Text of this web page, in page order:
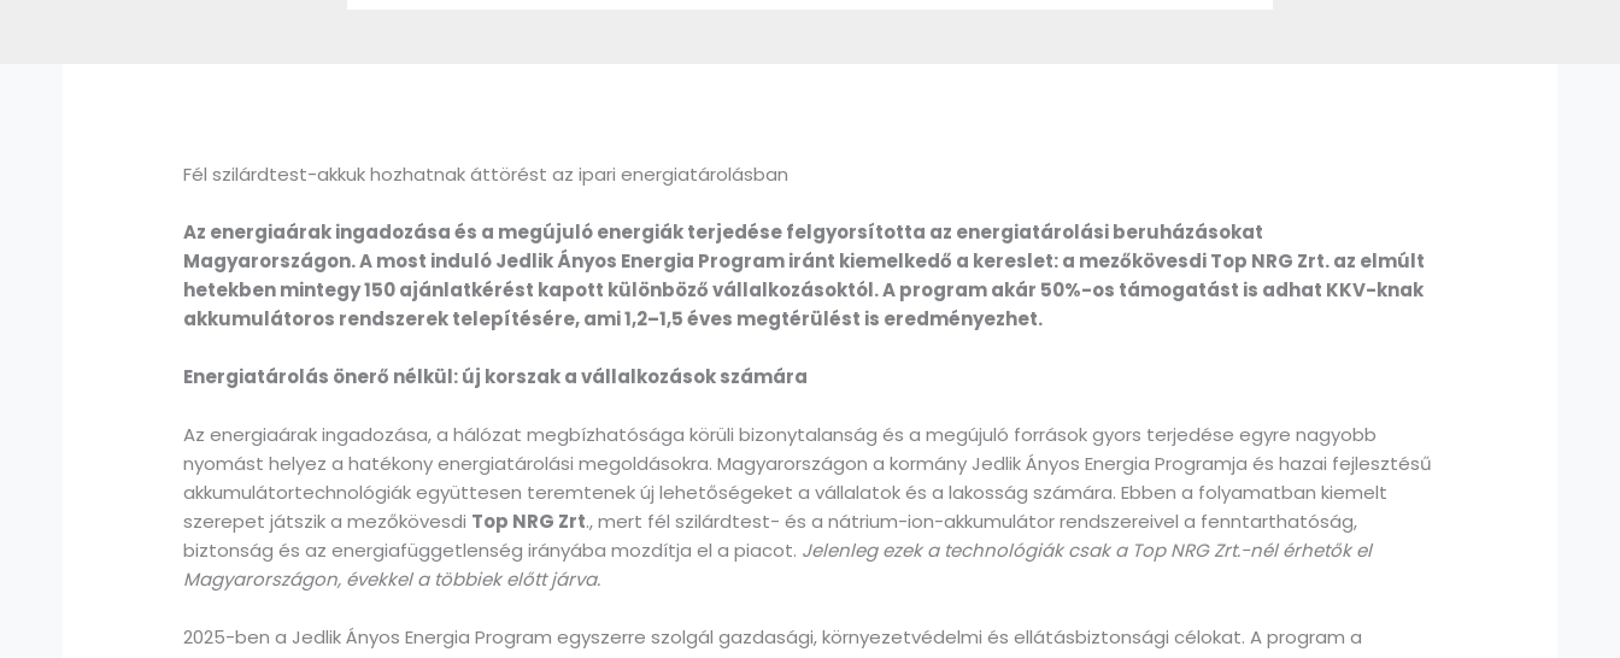
Fél szilárdtest-akkuk hozhatnak áttörést az ipari energiatárolásban
Az energiaárak ingadozása és a megújuló energiák terjedése felgyorsította az energiatárolási beruházásokat
Magyarországon. A most induló Jedlik Ányos Energia Program iránt kiemelkedő a kereslet: a mezőkövesdi Top NRG Zrt. az elmúlt
hetekben mintegy 150 ajánlatkérést kapott különböző vállalkozásoktól. A program akár 50%-os támogatást is adhat KKV-knak
akkumulátoros rendszerek telepítésére, ami 1,2–1,5 éves megtérülést is eredményezhet.
Energiatárolás önerő nélkül: új korszak a vállalkozások számára
Az energiaárak ingadozása, a hálózat megbízhatósága körüli bizonytalanság és a megújuló források gyors terjedése egyre nagyobb
nyomást helyez a hatékony energiatárolási megoldásokra. Magyarországon a kormány Jedlik Ányos Energia Programja és hazai fejlesztésű
akkumulátortechnológiák együttesen teremtenek új lehetőségeket a vállalatok és a lakosság számára. Ebben a folyamatban kiemelt
szerepet játszik a mezőkövesdi Top NRG Zrt., mert fél szilárdtest- és a nátrium-ion-akkumulátor rendszereivel a fenntarthatóság,
biztonság és az energiafüggetlenség irányába mozdítja el a piacot. Jelenleg ezek a technológiák csak a Top NRG Zrt.-nél érhetők el
Magyarországon, évekkel a többiek előtt járva.
2025-ben a Jedlik Ányos Energia Program egyszerre szolgál gazdasági, környezetvédelmi és ellátásbiztonsági célokat. A program a